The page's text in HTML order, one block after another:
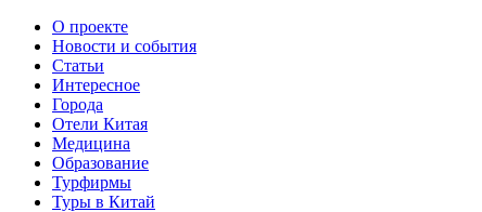
О проекте
Новости и события
Статьи
Интересное
Города
Отели Китая
Медицина
Образование
Турфирмы
Туры в Китай